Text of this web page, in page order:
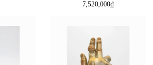
7,520,000₫